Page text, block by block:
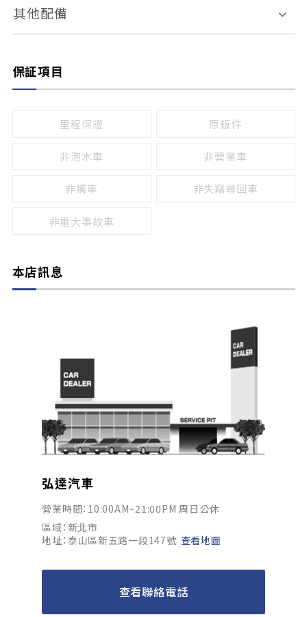
無
有
感應頭燈
頭燈光源
其他配備
保証項目
里程保證 原鈑件
非泡水車 非營業車
非贓車 非失竊尋回車
非重大事故車
本店訊息
弘達汽車
營業時間：10:00AM~21:00PM 周日公休
區域：新北市
地址：泰山區新五路一段147號 查看地圖
查看聯絡電話